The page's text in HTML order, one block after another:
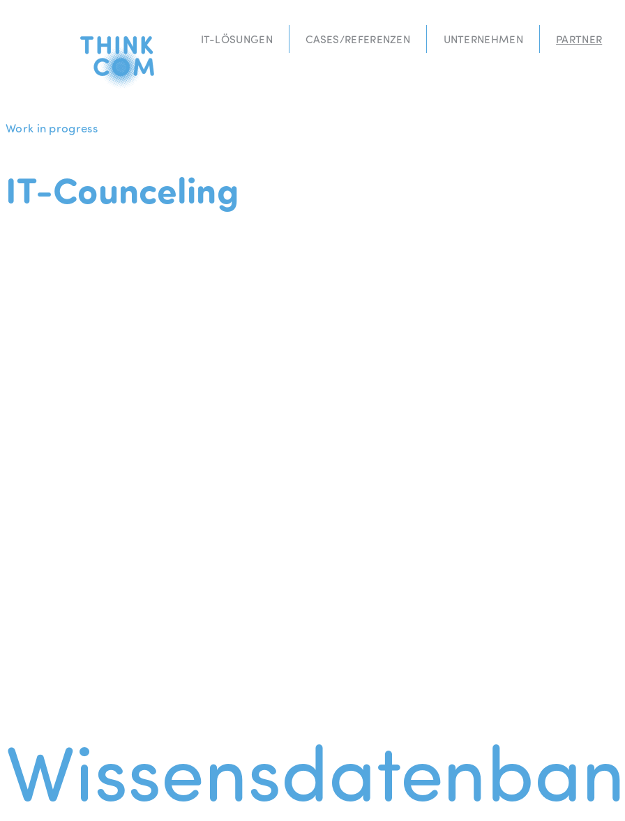
IT-LÖSUNGEN CASES/REFERENZEN UNTERNEHMEN PARTNER
Work in progress
IT-Counceling